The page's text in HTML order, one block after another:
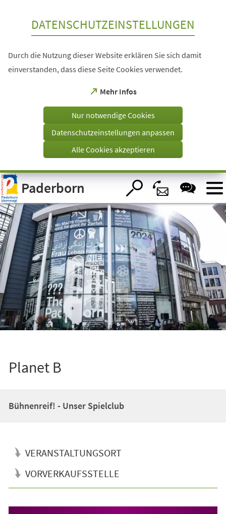
Visuelle
Assistenzsoftware
öffnen.
DATENSCHUTZEINSTELLUNGEN
Durch die Nutzung dieser Website erklären Sie sich damit
einverstanden, dass diese Seite Cookies verwendet.
Mehr Infos
(Öffnet
einem
Tab)
Nur notwendige Cookies
Datenschutzeinstellungen anpassen
Alle Cookies akzeptieren
Paderborn
Planet B
Bühnenreif! - Unser Spielclub
VERANSTALTUNGSORT
VORVERKAUFSSTELLE